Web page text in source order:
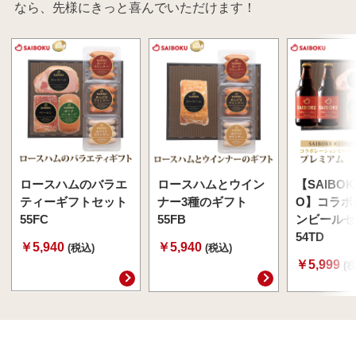
なら、先様にきっと喜んでいただけます！
ロースハムのバラエ
ティーギフトセット
55FC
￥5,940 (税込)
ロースハムとウイン
ナー3種のギフト
55FB
￥5,940 (税込)
【
O】コラボ
ンビール
54TD
￥5,999 (